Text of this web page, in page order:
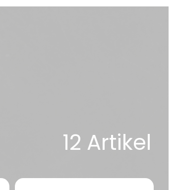
12 Artikel